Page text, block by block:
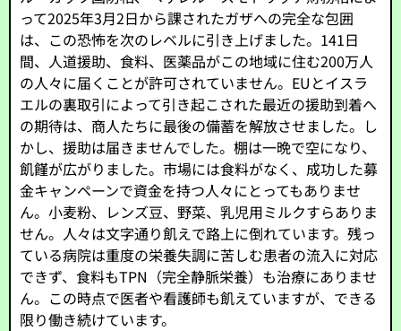
って2025年3月2日から課されたガザへの完全な包囲
は、この恐怖を次のレベルに引き上げました。141日
間、人道援助、食料、医薬品がこの地域に住む200万人
の人々に届くことが許可されていません。EUとイスラ
エルの裏取引によって引き起こされた最近の援助到着へ
の期待は、商人たちに最後の備蓄を解放させました。し
かし、援助は届きませんでした。棚は一晩で空になり、
飢饉が広がりました。市場には食料がなく、成功した募
金キャンペーンで資金を持つ人々にとってもありませ
ん。小麦粉、レンズ豆、野菜、乳児用ミルクすらありま
せん。人々は文字通り飢えで路上に倒れています。残っ
ている病院は重度の栄養失調に苦しむ患者の流入に対応
できず、食料もTPN（完全静脈栄養）も治療にありませ
ん。この時点で医者や看護師も飢えていますが、できる
限り働き続けています。